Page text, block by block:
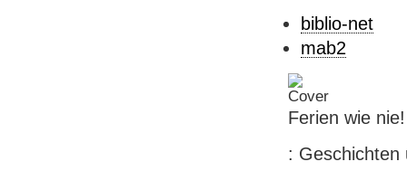
biblio-net
mab2
Ferien wie nie!
: Geschichten